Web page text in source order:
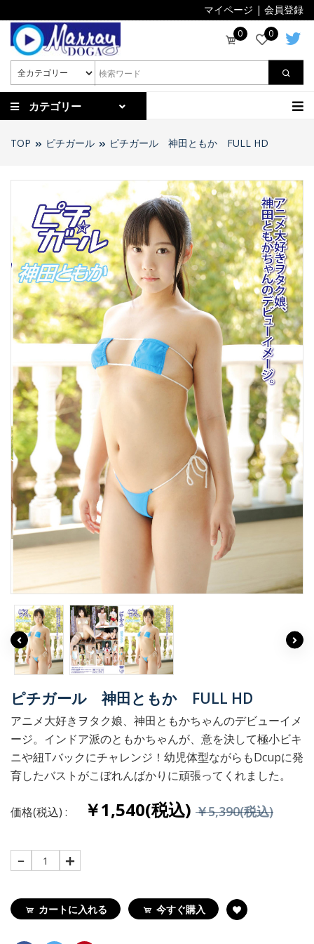
マイページ | 会員登録
0 0
カテゴリー
TOP ピチガール ピチガール 神田ともか FULL HD
ピチガール 神田ともか FULL HD
アニメ大好きヲタク娘、神田ともかちゃんのデビューイメ
ージ。インドア派のともかちゃんが、意を決して極小ビキ
ニや紐Tバックにチャレンジ！幼児体型ながらもDcupに発
育したバストがこぼれんばかりに頑張ってくれました。
価格(税込) : ￥1,540(税込) ￥5,390(税込)
1
カートに入れる 今すぐ購入